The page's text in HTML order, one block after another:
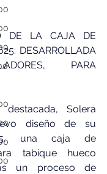
DE LA CAJA DE
DESARROLLADA
PARA
Solera
diseño de su
una caja de
tabique hueco
un proceso de